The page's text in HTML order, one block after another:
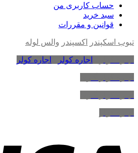
حساب کاربری من
سبد خرید
قوانین و مقررات
تیوب اسکپندر اکسپندر والس لوله
اجاره کولر اجاره کولر